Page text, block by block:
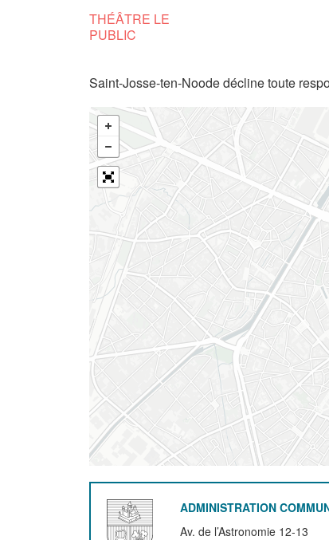
THÉÂTRE LE
PUBLIC
Saint-Josse-ten-Noode décline toute
ADMINISTRATION
Av. de l’Astronomie 12-13